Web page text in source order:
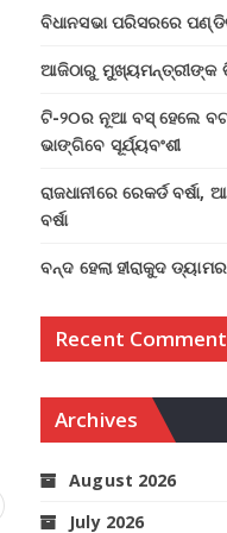
ବିଧାନସଭା ପରିସରରେ
ଆଜିଠାରୁ
ଟି-୨୦ର ନୂଆ ବସ୍ ହେଲେ
ଭାଙ୍ଗିବେ ସୂର୍ଯ୍ୟବଂଶୀ
ରାଜଧାନୀରେ ରେକର୍ଡ
ବର୍ଷା
ବନ୍ଦ ହେଲା ହୀରାକୁଦ
Recent
Archives
August 2026
July 2026